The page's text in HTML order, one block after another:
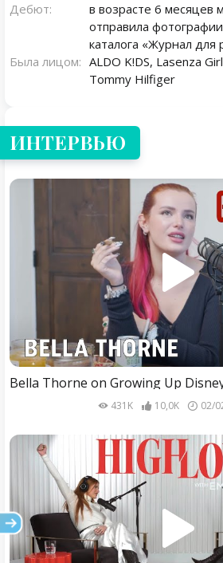
Дебют:
в возрасте 6 месяцев
отправила
каталога «Журнал для
Была лицом: ALDO K!DS, Lasenza
Tommy Hilfiger
ИНТЕРВЬЮ
431K 10,0K 02/